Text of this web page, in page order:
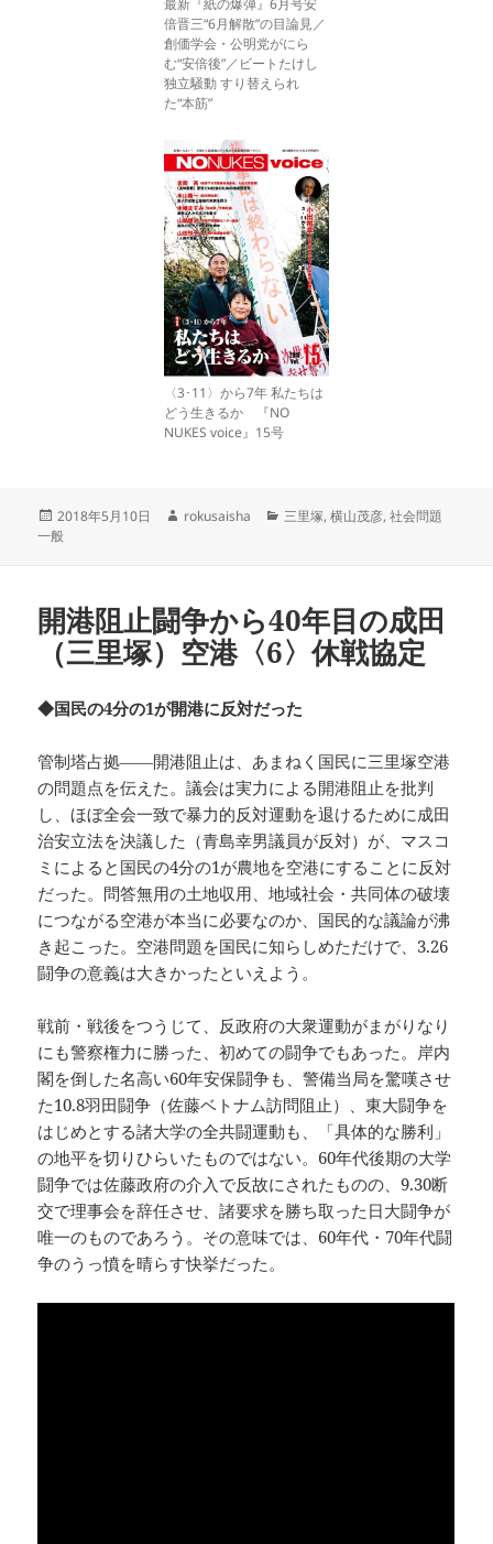
最新『紙の爆弾』6月号安
倍晋三“6月解散”の目論見／
創価学会・公明党がにら
む“安倍後”／ビートたけし
独立騒動 すり替えられ
た“本筋”
〈3･11〉から7年 私たちは
どう生きるか 『NO
NUKES voice』15号
投
稿
2018年5月10日
作
rokusaisha
カ
三里塚,横山茂彦,社会問題
一般
開港阻止闘争から40年目の成田
（三里塚）空港〈6〉休戦協定
◆国民の4分の1が開港に反対だった
管制塔占拠――開港阻止は、あまねく国民に三里塚空港
の問題点を伝えた。議会は実力による開港阻止を批判
し、ほぼ全会一致で暴力的反対運動を退けるために成田
治安立法を決議した（青島幸男議員が反対）が、マスコ
ミによると国民の4分の1が農地を空港にすることに反対
だった。問答無用の土地収用、地域社会・共同体の破壊
につながる空港が本当に必要なのか、国民的な議論が沸
き起こった。空港問題を国民に知らしめただけで、3.26
闘争の意義は大きかったといえよう。
戦前・戦後をつうじて、反政府の大衆運動がまがりなり
にも警察権力に勝った、初めての闘争でもあった。岸内
閣を倒した名高い60年安保闘争も、警備当局を驚嘆させ
た10.8羽田闘争（佐藤ベトナム訪問阻止）、東大闘争を
はじめとする諸大学の全共闘運動も、「具体的な勝利」
の地平を切りひらいたものではない。60年代後期の大学
闘争では佐藤政府の介入で反故にされたものの、9.30断
交で理事会を辞任させ、諸要求を勝ち取った日大闘争が
唯一のものであろう。その意味では、60年代・70年代闘
争のうっ憤を晴らす快挙だった。